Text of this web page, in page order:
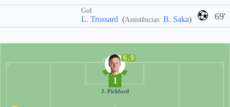
69'
Gol
L. Trossard (Assistências: B. Saka)
6.9
1
J. Pickford